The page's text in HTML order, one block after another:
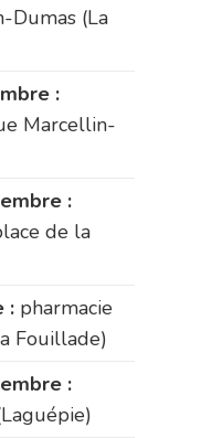
Dumas (La
:
Marcellin-
:
de la
: pharmacie
Fouillade)
: